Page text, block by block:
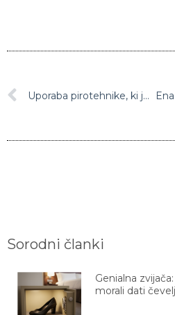
Uporaba pirotehnike, ki je dovoljena od danes naprej, naj bo previdna
Sorodni članki
Genialna
morali dati